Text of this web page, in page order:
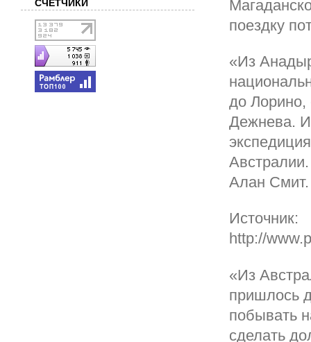
поездку
«Из
до Лорино,
Дежнева.
Алан Смит.
Источник:
http://
«Из
пришлось
побывать
сделать
СЧЁТЧИКИ